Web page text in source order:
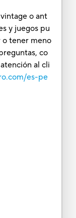
o ant
y juegos pu
o tener meno
co
al cli
es-pe